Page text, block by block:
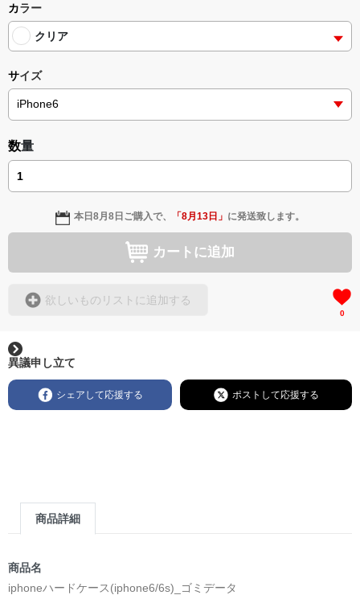
カラー
クリア
サイズ
数量
本日8月8日 ご購入で、 「8月13日 」 に発送致します。
カートに追加
欲しいものリストに追加する
0
異議申し立て
シェアして応援する ポストして応援する
商品詳細
商品名
iphoneハードケース(iphone6/6s)_ゴミデータ